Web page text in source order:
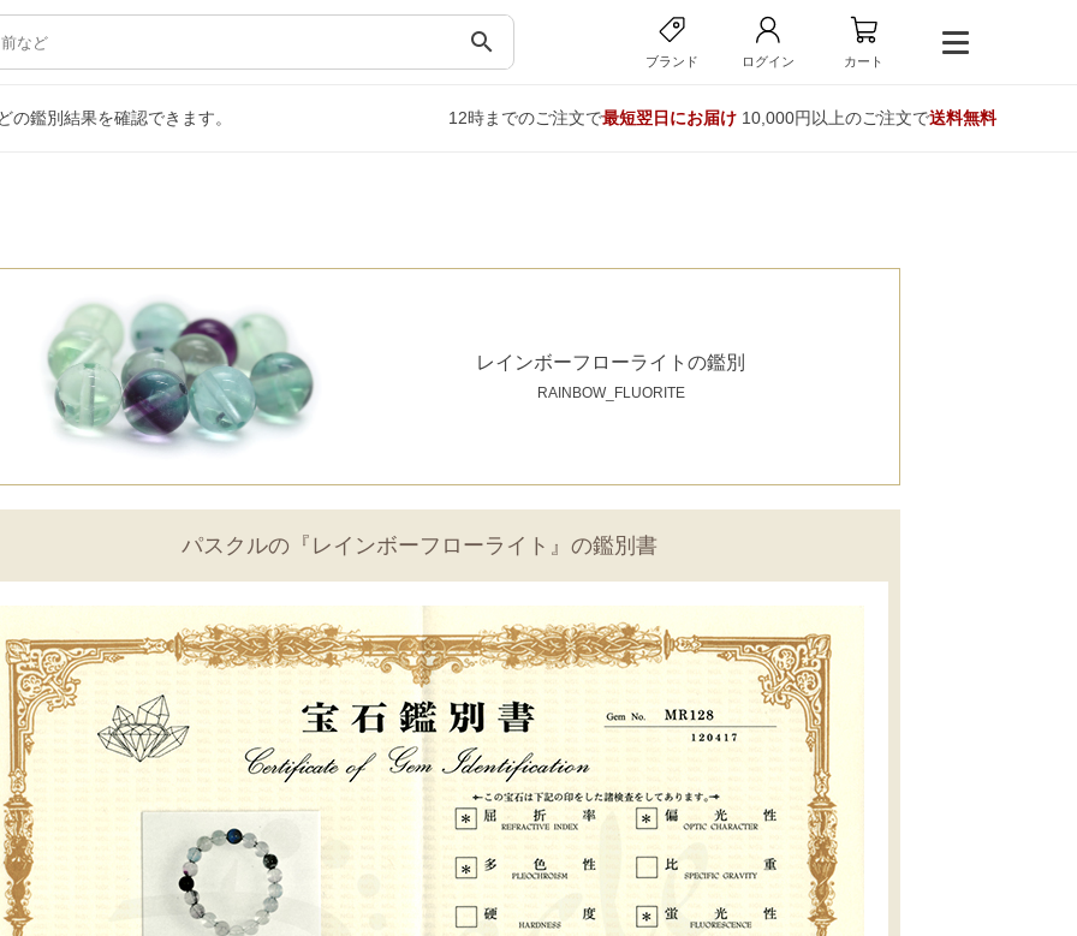
search
ブランド ログイン カート
鑑別結果を確認できます。 12時までのご注文で最短翌日にお届け10,000円以上のご注文で送料無料
レインボーフローライトの鑑別
RAINBOW_FLUORITE
パスクルの『レインボーフローライト』の鑑別書